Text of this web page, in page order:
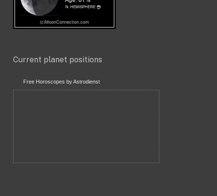
Current planet positions
Free Horoscopes by Astrodienst